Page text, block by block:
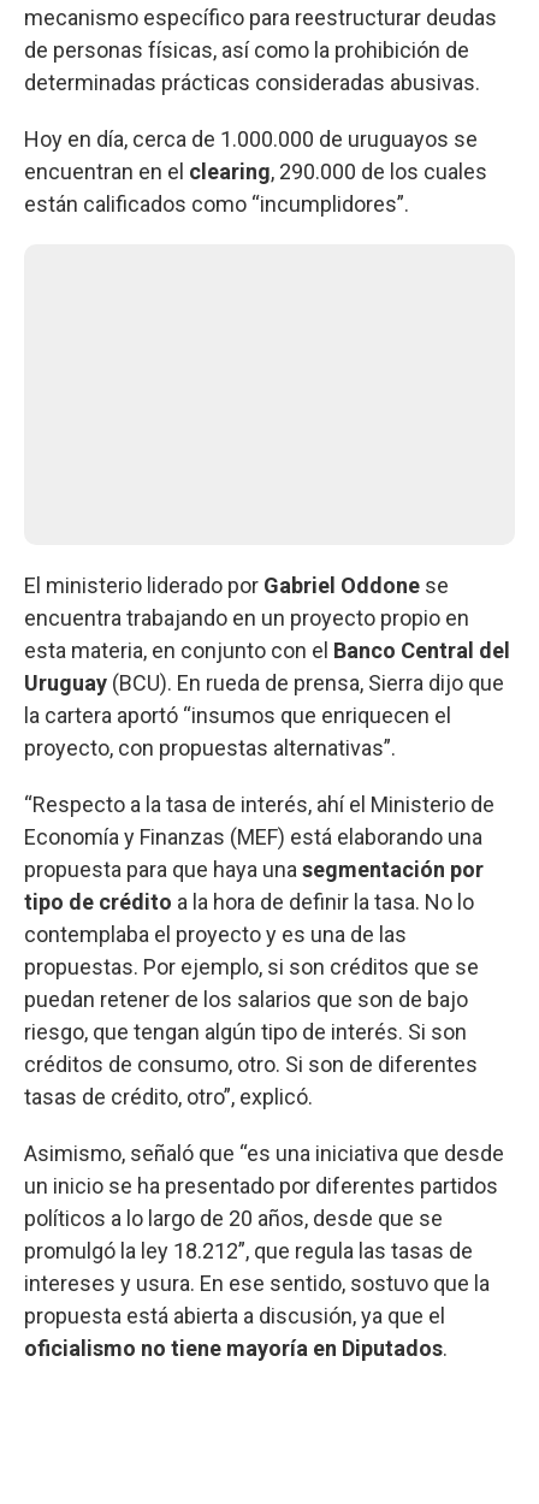
mecanismo específico para reestructurar deudas
de personas físicas, así como la prohibición de
determinadas prácticas consideradas abusivas.
Hoy en día, cerca de 1.000.000 de uruguayos se
encuentran en el clearing, 290.000 de los cuales
están calificados como “incumplidores”.
El ministerio liderado por Gabriel Oddone se
encuentra trabajando en un proyecto propio en
esta materia, en conjunto con el Banco Central del
Uruguay (BCU). En rueda de prensa, Sierra dijo que
la cartera aportó “insumos que enriquecen el
proyecto, con propuestas alternativas”.
“Respecto a la tasa de interés, ahí el Ministerio de
Economía y Finanzas (MEF) está elaborando una
propuesta para que haya una segmentación por
tipo de crédito a la hora de definir la tasa. No lo
contemplaba el proyecto y es una de las
propuestas. Por ejemplo, si son créditos que se
puedan retener de los salarios que son de bajo
riesgo, que tengan algún tipo de interés. Si son
créditos de consumo, otro. Si son de diferentes
tasas de crédito, otro”, explicó.
Asimismo, señaló que “es una iniciativa que desde
un inicio se ha presentado por diferentes partidos
políticos a lo largo de 20 años, desde que se
promulgó la ley 18.212”, que regula las tasas de
intereses y usura. En ese sentido, sostuvo que la
propuesta está abierta a discusión, ya que el
oficialismo no tiene mayoría en Diputados.